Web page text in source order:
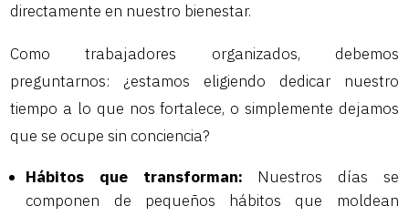
directamente en nuestro bienestar.
Como trabajadores organizados, debemos
preguntarnos: ¿estamos eligiendo dedicar nuestro
tiempo a lo que nos fortalece, o simplemente dejamos
que se ocupe sin conciencia?
Hábitos que transforman: Nuestros días se
componen de pequeños hábitos que moldean